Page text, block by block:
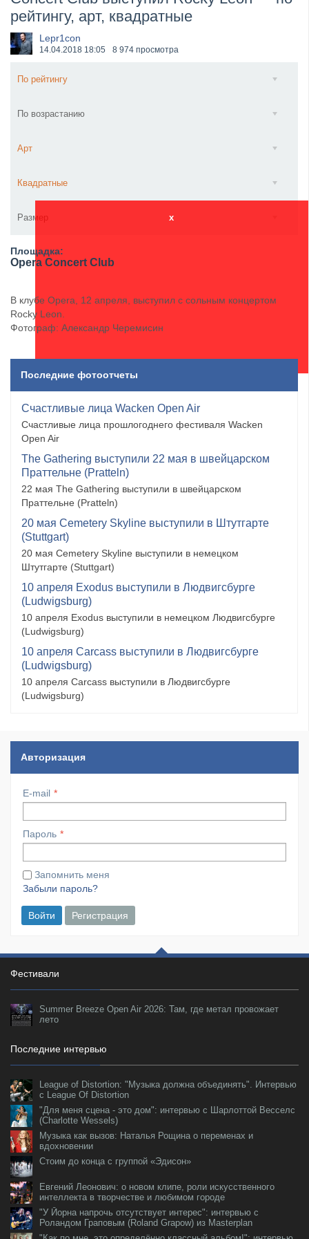
​Anthrax выпустили новый сингл и клип «Everybod...
рейтингу, арт, квадратные
Lepr1con
14.04.2018 18:05 8 974 просмотра
По рейтингу
По возрастанию
Арт
Квадратные
Размер x
Площадка:
Opera Concert Club
В клубе Opera, 12 апреля, выступил с сольным концертом
Rocky Leon.
Фотограф: Александр Черемисин
Последние фотоотчеты
Счастливые лица Wacken Open Air
Счастливые лица прошлогоднего фестиваля Wacken
Open Air
The Gathering выступили 22 мая в швейцарском
Праттельне (Pratteln)
22 мая The Gathering выступили в швейцарском
Праттельне (Pratteln)
20 мая Cemetery Skyline выступили в Штутгарте
(Stuttgart)
20 мая Cemetery Skyline выступили в немецком
Штутгарте (Stuttgart)
10 апреля Exodus выступили в Людвигсбурге
(Ludwigsburg)
10 апреля Exodus выступили в немецком Людвигсбурге
(Ludwigsburg)
10 апреля Carcass выступили в Людвигсбурге
(Ludwigsburg)
10 апреля Carcass выступили в Людвигсбурге
(Ludwigsburg)
Авторизация
E-mail
Пароль
Запомнить меня
Забыли пароль?
Войти Регистрация
Фестивали
Summer Breeze Open Air 2026: Там, где метал провожает
лето
Последние интервью
League of Distortion: "Музыка должна объединять". Интервью
с League Of Distortion
"Для меня сцена - это дом": интервью с Шарлоттой Весселс
(Charlotte Wessels)
Музыка как вызов: Наталья Рощина о переменах и
вдохновении
Стоим до конца с группой «Эдисон»
Евгений Леонович: о новом клипе, роли искусственного
интеллекта в творчестве и любимом городе
"У Йорна напрочь отсутствует интерес": интервью с
Роландом Граповым (Roland Grapow) из Masterplan